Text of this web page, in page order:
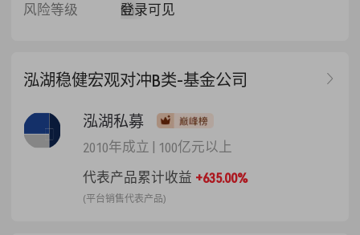
金终止确认日。若某次分红（若
间隔期短于3 个月时，则该次分红的
除息日及其对应的分红确认日不计
提取业绩报酬，业绩报酬从委托人
的分红资金中扣除且不超过该类分
取业绩报酬，业绩报酬从委托人的
赎回资金中扣除；在基金终止确认
风险等级 R5
登录可见
泓湖稳健宏观对冲B类-基金公司
泓湖私募
2010年成立
100亿元以上
代表产品累计收益 +635.00%
(平台销售代表产品)